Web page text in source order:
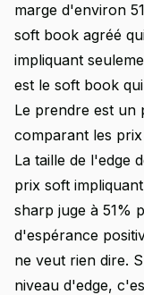
marge d'environ
soft book agréé
impliquant
est le soft book
Le prendre est un
comparant les
La taille de l'edge
prix soft
sharp juge à 51%
d'espérance
ne veut rien dire.
niveau d'edge,